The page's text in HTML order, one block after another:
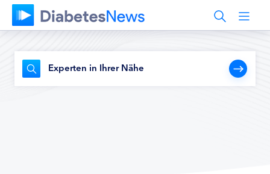
Experten in Ihrer Nähe